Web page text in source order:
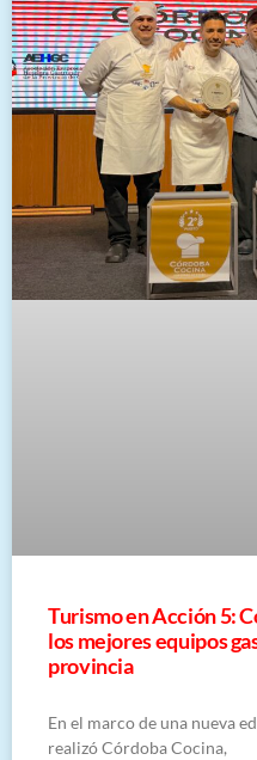
Turismo en Acción 5:
los mejores equipos
provincia
En el marco de una nueva
realizó Córdoba Cocina,